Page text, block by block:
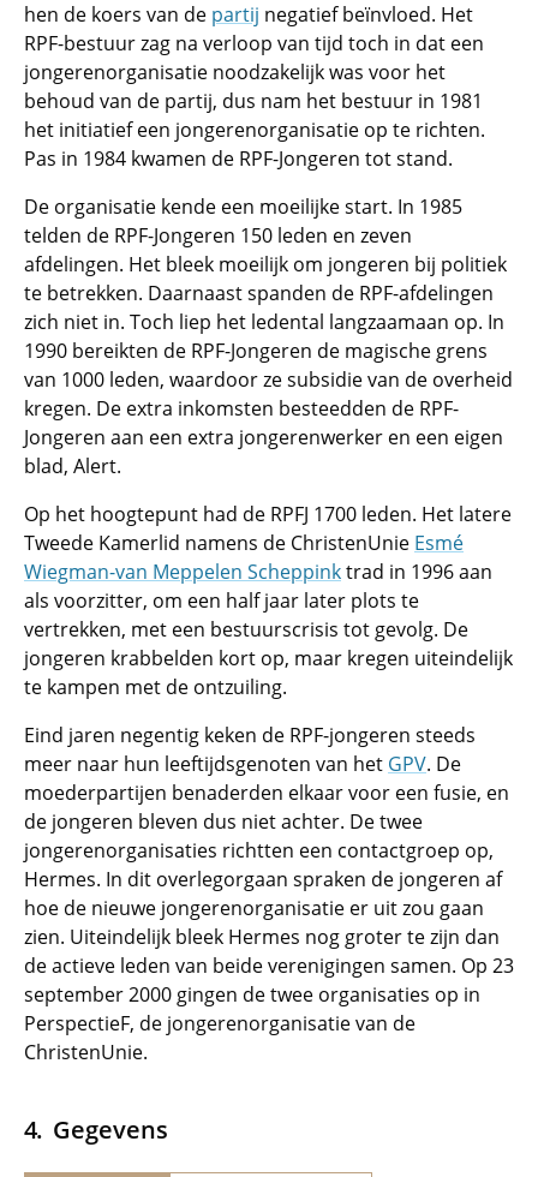
hen de koers van de partij negatief beïnvloed. Het
RPF-bestuur zag na verloop van tijd toch in dat een
jongerenorganisatie noodzakelijk was voor het
behoud van de partij, dus nam het bestuur in 1981
het initiatief een jongerenorganisatie op te richten.
Pas in 1984 kwamen de RPF-Jongeren tot stand.
De organisatie kende een moeilijke start. In 1985
telden de RPF-Jongeren 150 leden en zeven
afdelingen. Het bleek moeilijk om jongeren bij politiek
te betrekken. Daarnaast spanden de RPF-afdelingen
zich niet in. Toch liep het ledental langzaamaan op. In
1990 bereikten de RPF-Jongeren de magische grens
van 1000 leden, waardoor ze subsidie van de overheid
kregen. De extra inkomsten besteedden de RPF-
Jongeren aan een extra jongerenwerker en een eigen
blad, Alert.
Op het hoogtepunt had de RPFJ 1700 leden. Het latere
Tweede Kamerlid namens de ChristenUnie Esmé
Wiegman-van Meppelen Scheppinktrad in 1996 aan
als voorzitter, om een half jaar later plots te
vertrekken, met een bestuurscrisis tot gevolg. De
jongeren krabbelden kort op, maar kregen uiteindelijk
te kampen met de ontzuiling.
Eind jaren negentig keken de RPF-jongeren steeds
meer naar hun leeftijdsgenoten van het GPV. De
moederpartijen benaderden elkaar voor een fusie, en
de jongeren bleven dus niet achter. De twee
jongerenorganisaties richtten een contactgroep op,
Hermes. In dit overlegorgaan spraken de jongeren af
hoe de nieuwe jongerenorganisatie er uit zou gaan
zien. Uiteindelijk bleek Hermes nog groter te zijn dan
de actieve leden van beide verenigingen samen. Op 23
september 2000 gingen de twee organisaties op in
PerspectieF, de jongerenorganisatie van de
ChristenUnie.
Gegevens